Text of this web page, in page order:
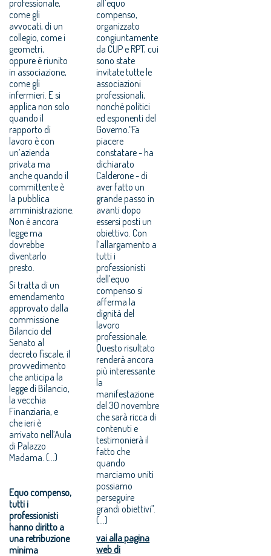
professionale,
come gli
avvocati, di un
collegio, come i
geometri,
oppure è riunito
in associazione,
come gli
infermieri. E si
applica non solo
quando il
rapporto di
lavoro è con
un’azienda
privata ma
anche quando il
committente è
la pubblica
amministrazione.
Non è ancora
legge ma
dovrebbe
diventarlo
presto.
Si tratta di un
emendamento
approvato dalla
commissione
Bilancio del
Senato al
decreto fiscale, il
provvedimento
che anticipa la
legge di Bilancio,
la vecchia
Finanziaria, e
che ieri è
arrivato nell’Aula
di Palazzo
Madama. (...)
Equo compenso,
tutti i
professionisti
hanno diritto a
una retribuzione
minima
all’equo
compenso,
organizzato
congiuntamente
da CUP e RPT, cui
sono state
invitate tutte le
associazioni
professionali,
nonché politici
ed esponenti del
Governo.“Fa
piacere
constatare - ha
dichiarato
Calderone - di
aver fatto un
grande passo in
avanti dopo
essersi posti un
obiettivo. Con
l’allargamento a
tutti i
professionisti
dell’equo
compenso si
afferma la
dignità del
lavoro
professionale.
Questo risultato
renderà ancora
più interessante
la
manifestazione
del 30 novembre
che sarà ricca di
contenuti e
testimonierà il
fatto che
quando
marciamo uniti
possiamo
perseguire
grandi obiettivi”.
(...)
vai alla pagina
web di